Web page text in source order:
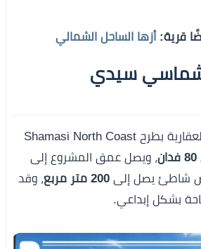
قرية:أزها الساحل الشمالي
شماسي سيدي
قامت شركة سيراك العقارية بطرح Shamasi North Coast
80 فدان
، ويصل عمق المشروع إلى
شاطئ يصل إلى 200 متر مربع
، وقد
بشكل إبداعي.